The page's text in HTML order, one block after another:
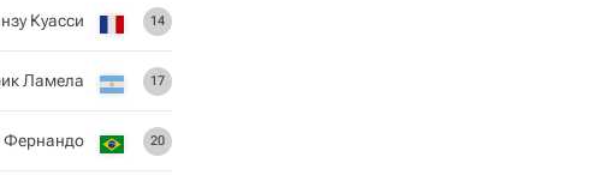
14
Куасси
17
Ламела
20
Фернандо